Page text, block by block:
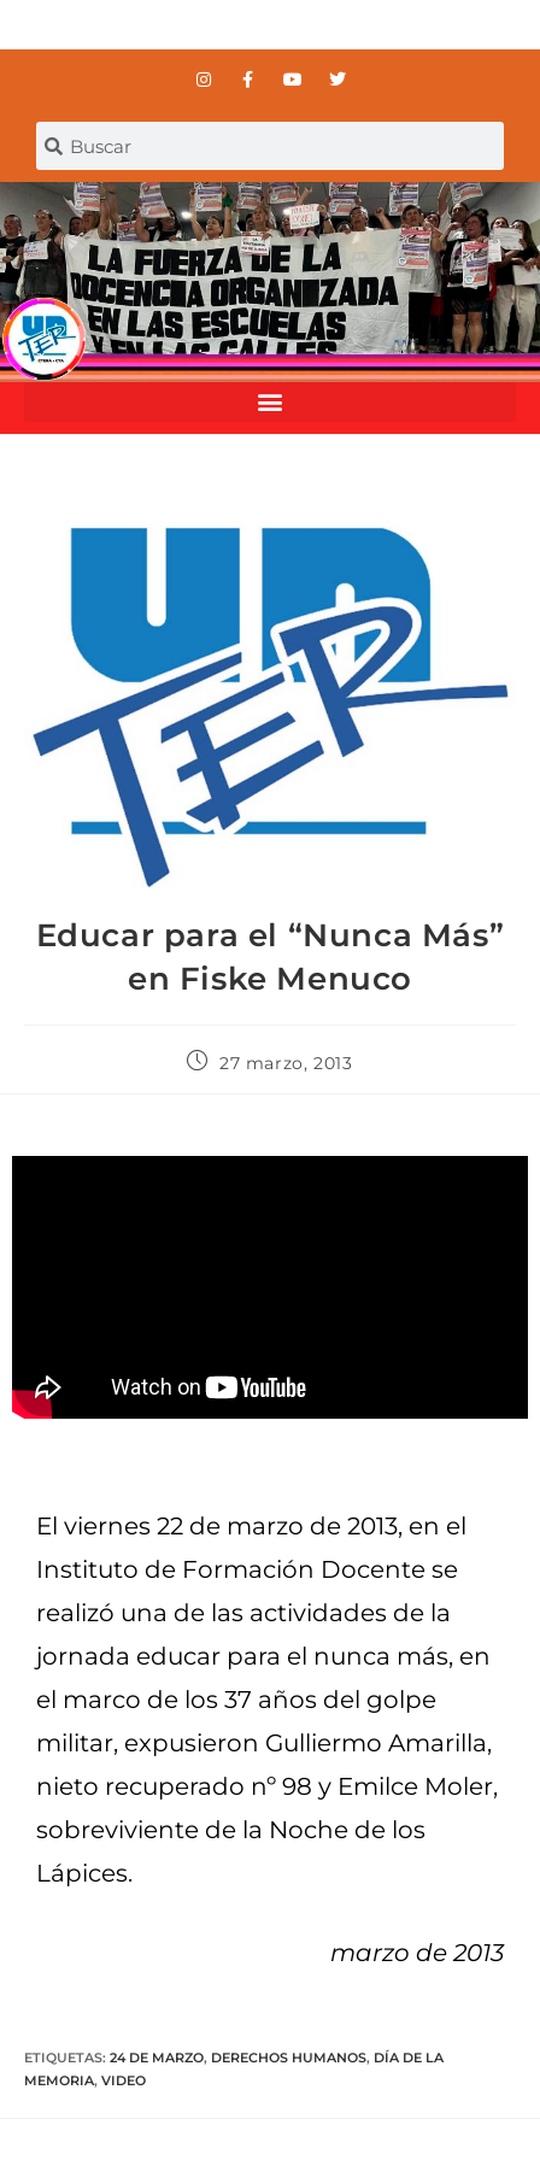
Educar para el “Nunca Más”
en Fiske Menuco
27 marzo, 2013
El viernes 22 de marzo de 2013, en el
Instituto de Formación Docente se
realizó una de las actividades de la
jornada educar para el nunca más, en
el marco de los 37 años del golpe
militar, expusieron Gulliermo Amarilla,
nieto recuperado nº 98 y Emilce Moler,
sobreviviente de la Noche de los
Lápices.
marzo de 2013
ETIQUETAS: 24 DE MARZO, DERECHOS HUMANOS, DÍA DE LA
MEMORIA, VIDEO